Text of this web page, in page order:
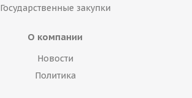
Государственные закупки
О компании
Новости
Политика